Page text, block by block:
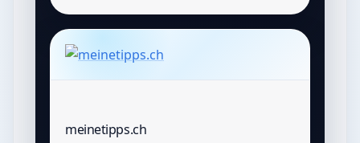
meinetipps.ch